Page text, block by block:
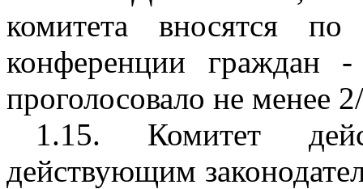
комитета вносятся
конференции граждан
проголосовало не менее
1.15. Комитет
действующим